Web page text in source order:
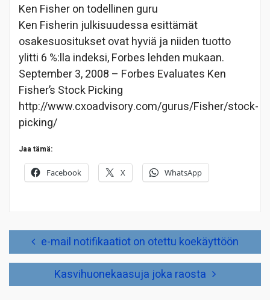
Ken Fisher on todellinen guru
Ken Fisherin julkisuudessa esittämät
osakesuositukset ovat hyviä ja niiden tuotto
ylitti 6 %:lla indeksi, Forbes lehden mukaan.
September 3, 2008 – Forbes Evaluates Ken
Fisher’s Stock Picking
http://www.cxoadvisory.com/gurus/Fisher/stock-
picking/
Jaa tämä:
Facebook X WhatsApp
Artikkeliene-mail notifikaatiot on otettu koekäyttöön
Kasvihuonekaasuja joka raosta